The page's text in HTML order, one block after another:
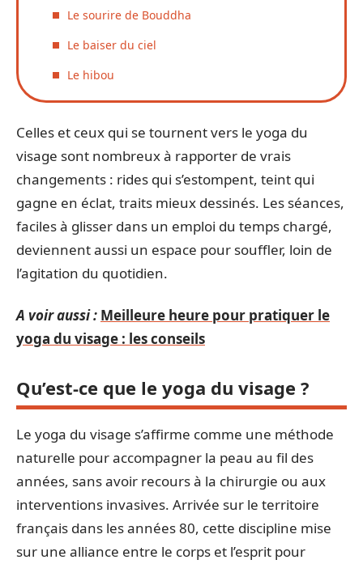
Le sourire de Bouddha
Le baiser du ciel
Le hibou
Celles et ceux qui se tournent vers le yoga du
visage sont nombreux à rapporter de vrais
changements : rides qui s’estompent, teint qui
gagne en éclat, traits mieux dessinés. Les séances,
faciles à glisser dans un emploi du temps chargé,
deviennent aussi un espace pour souffler, loin de
l’agitation du quotidien.
A voir aussi : Meilleure heure pour pratiquer le
yoga du visage : les conseils
Qu’est-ce que le yoga du visage ?
Le yoga du visage s’affirme comme une méthode
naturelle pour accompagner la peau au fil des
années, sans avoir recours à la chirurgie ou aux
interventions invasives. Arrivée sur le territoire
français dans les années 80, cette discipline mise
sur une alliance entre le corps et l’esprit pour